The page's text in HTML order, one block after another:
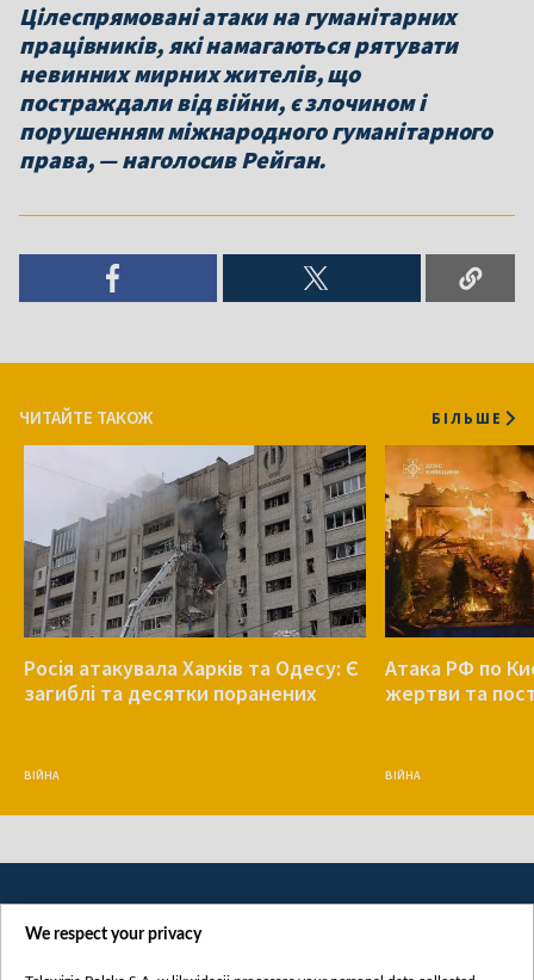
Цілеспрямовані атаки на гуманітарних
працівників, які намагаються рятувати
невинних мирних жителів, що
постраждали від війни, є злочином і
порушенням міжнародного гуманітарного
права, — наголосив Рейган.
ЧИТАЙТЕ ТАКОЖ БІЛЬШЕ
Росія атакувала Харків та Одесу: Є
загиблі та десятки поранених
ВІЙНА
Атака РФ по
жертви та
ВІЙНА
We respect your privacy